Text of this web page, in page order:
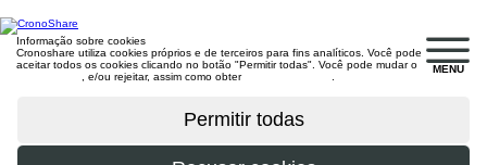
MENU
Informação sobre cookies
Cronoshare utiliza cookies próprios e de terceiros para fins analíticos. Você pode
aceitar todos os cookies clicando no botão "Permitir todas". Você pode mudar o
, e/ou rejeitar, assim como obter